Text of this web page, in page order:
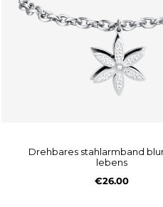
drehbares stahlarmband blume des
lebens
€26.00